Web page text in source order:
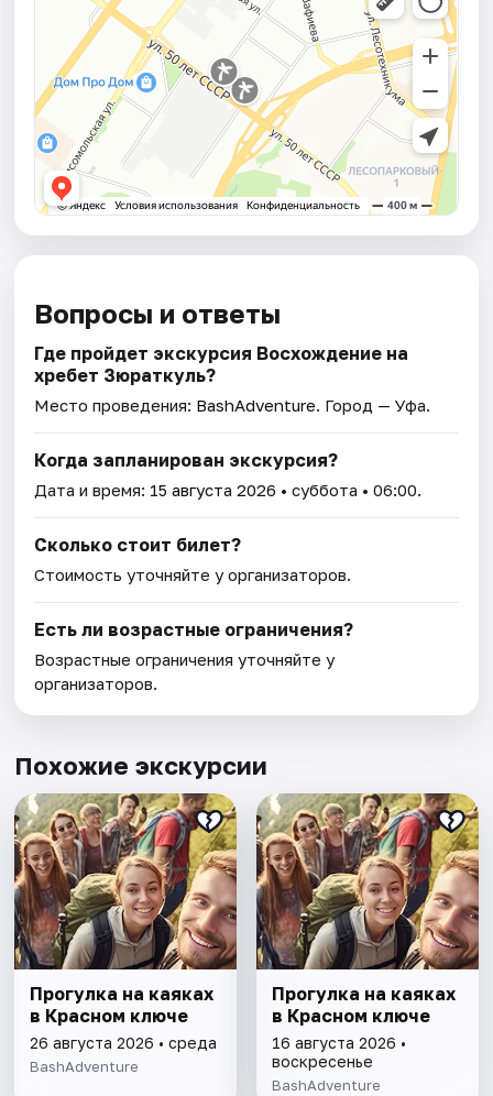
Вопросы и ответы
Где пройдет экскурсия Восхождение на
хребет Зюраткуль?
Место проведения: BashAdventure. Город — Уфа.
Когда запланирован экскурсия?
Дата и время: 15 августа 2026 • суббота • 06:00.
Сколько стоит билет?
Стоимость уточняйте у организаторов.
Есть ли возрастные ограничения?
Возрастные ограничения уточняйте у
организаторов.
Похожие экскурсии
Прогулка на каяках
в Красном ключе
26 августа 2026 • среда
BashAdventure
Прогулка на каяках
в Красном ключе
16 августа 2026 •
воскресенье
BashAdventure